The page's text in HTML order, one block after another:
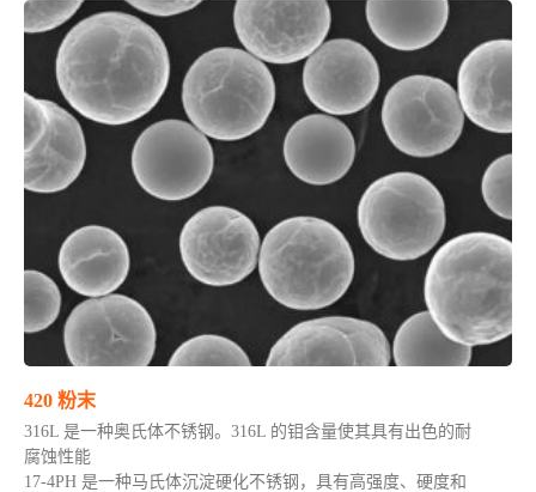
420 粉末
316L 是一种奥氏体不锈钢。316L 的钼含量使其具有出色的耐
腐蚀性能
17-4PH 是一种马氏体沉淀硬化不锈钢，具有高强度、硬度和